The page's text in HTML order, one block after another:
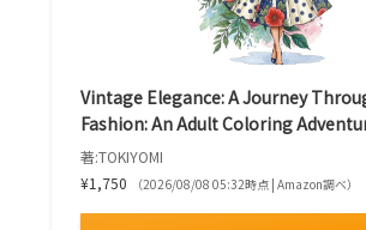
Vintage Elegance: A Journey
Fashion: An Adult Coloring
著:TOKIYOMI
¥1,750
（2026/08/08 05:32時点 | Amazon調べ）